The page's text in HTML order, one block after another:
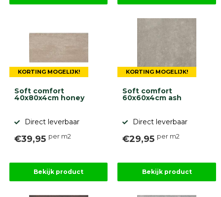
KORTING MOGELIJK!
Soft comfort
40x80x4cm honey
Direct leverbaar
€39,95 per m2
Bekijk product
KORTING MOGELIJK!
Soft comfort
60x60x4cm ash
Direct leverbaar
€29,95 per m2
Bekijk product